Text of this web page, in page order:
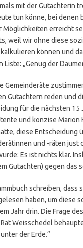
mit der Gutachterin
tun könne, bei denen
erreicht
weil wir ohne diese
können und
„Genug der
Gemeinderäte
Gutachtern reden und
für die nächsten 15
und konzise Marion
diese Entscheidung
und -räten just
Es ist nichts klar.
Gutachten) gegen das
schreiben, dass
haben, um diese
Jahr drin. Die Frage
Weisschedel
der Erde.“